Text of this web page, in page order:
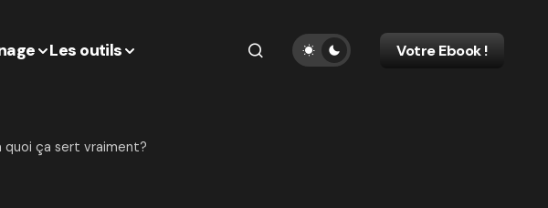
Les outils Votre Ebook !
quoi ça sert vraiment?